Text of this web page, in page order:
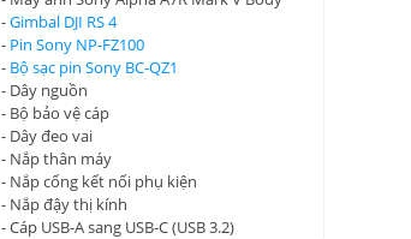
-Gimbal DJI RS 4
- Pin Sony NP-FZ100
- Bộ sạc pin Sony BC-QZ1
- Dây nguồn
- Bộ bảo vệ cáp
- Dây đeo vai
- Nắp thân máy
- Nắp cổng kết nối phụ kiện
- Nắp đậy thị kính
- Cáp USB-A sang USB-C (USB 3.2)